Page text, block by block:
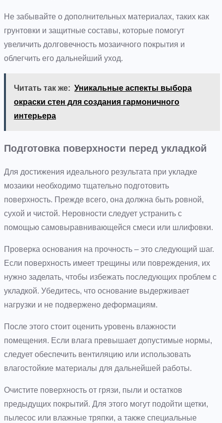
Не забывайте о дополнительных материалах, таких как
грунтовки и защитные составы, которые помогут
увеличить долговечность мозаичного покрытия и
облегчить его дальнейший уход.
Читать так же: Уникальные аспекты выбора
окраски стен для создания гармоничного
интерьера
Подготовка поверхности перед укладкой
Для достижения идеального результата при укладке
мозаики необходимо тщательно подготовить
поверхность. Прежде всего, она должна быть ровной,
сухой и чистой. Неровности следует устранить с
помощью самовыравнивающейся смеси или шлифовки.
Проверка основания на прочность – это следующий шаг.
Если поверхность имеет трещины или повреждения, их
нужно заделать, чтобы избежать последующих проблем с
укладкой. Убедитесь, что основание выдерживает
нагрузки и не подвержено деформациям.
После этого стоит оценить уровень влажности
помещения. Если влага превышает допустимые нормы,
следует обеспечить вентиляцию или использовать
влагостойкие материалы для дальнейшей работы.
Очистите поверхность от грязи, пыли и остатков
предыдущих покрытий. Для этого могут подойти щетки,
пылесос или влажные тряпки, а также специальные